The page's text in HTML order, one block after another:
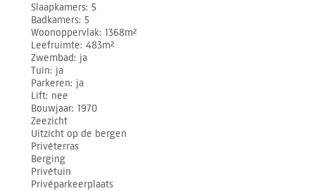
Slaapkamers 5
Badkamers 5
Woonoppervlak 1368m²
Leefruimte 483m²
Zwembad ja
Tuin ja
Parkeren ja
Lift nee
Bouwjaar 1970
Zeezicht
Uitzicht op de bergen
Privéterras
Berging
Privétuin
Privéparkeerplaats